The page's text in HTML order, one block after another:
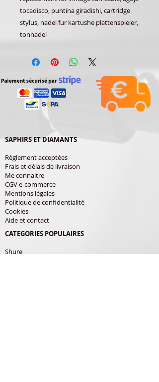
tocadisco, puntina giradishi, cartridge
stylus, nadel fur kartushe plattenspieler,
tonnadel
SAPHIRS ET DIAMANTS
Règlement acceptées
Frais et délais de livraison
Me connaitre
CGV e-commerce
Mentions légales
Politique de confidentialité
Cookies
Aide et contact
CATEGORIES POPULAIRES
Shure